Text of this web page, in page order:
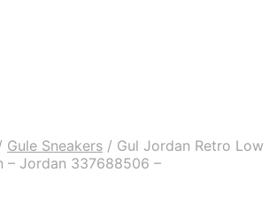
Gule Sneakers / Gul Jordan Retro Low
– Jordan 337688506 –